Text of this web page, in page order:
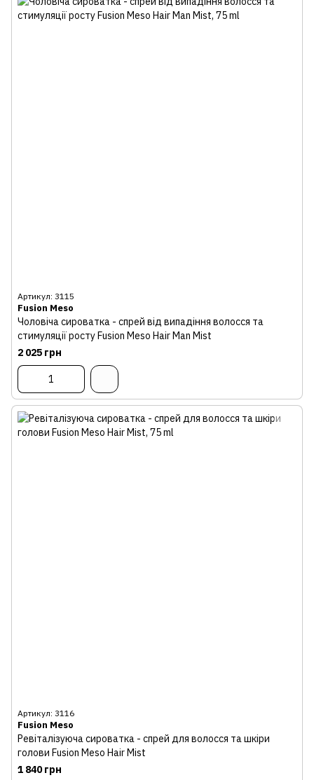
Артикул: 3115
Fusion Meso
Чоловіча сироватка - спрей від випадіння волосся та
стимуляції росту Fusion Meso Hair Man Mist
2 025 грн
Артикул: 3116
Fusion Meso
Ревіталізуюча сироватка - спрей для волосся та шкіри
голови Fusion Meso Hair Mist
1 840 грн